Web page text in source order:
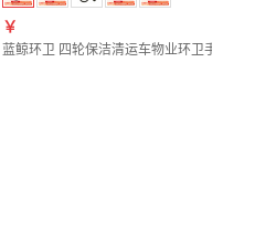
￥
蓝鲸环卫 四轮保洁清运车物业环卫手推垃圾